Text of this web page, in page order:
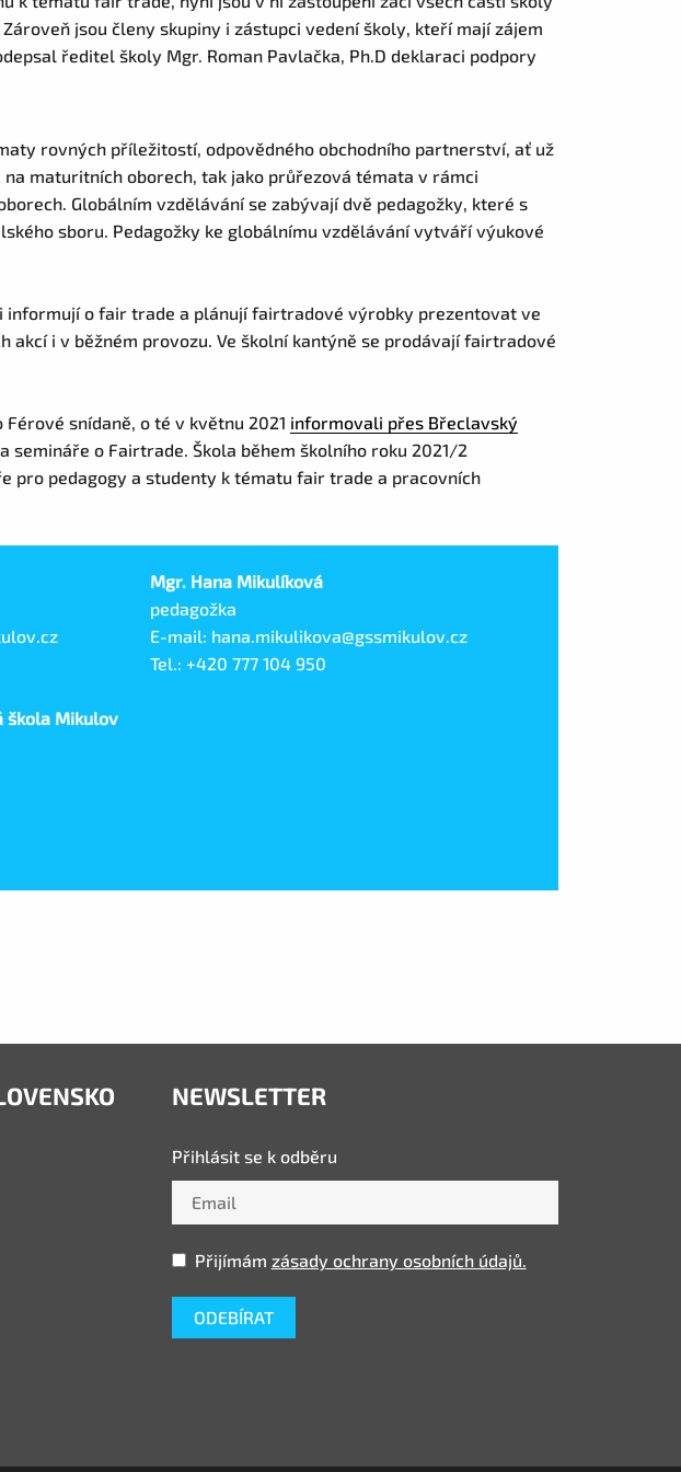
jsou členy skupiny i zástupci vedení školy, kteří mají zájem
ředitel školy Mgr. Roman Pavlačka, Ph.D deklaraci podpory
rovných příležitostí, odpovědného obchodního partnerství, ať už
maturitních oborech, tak jako průřezová témata v rámci
Globálním vzdělávání se zabývají dvě pedagožky, které s
sboru. Pedagožky ke globálnímu vzdělávání vytváří výukové
informují o fair trade a plánují fairtradové výrobky prezentovat ve
akcí i v běžném provozu. Ve školní kantýně se prodávají fairtradové
snídaně, o té v květnu 2021 informovali přes Břeclavský
semináře o Fairtrade. Škola během školního roku 2021/2
pro pedagogy a studenty k tématu fair trade a pracovních
Mgr. Hana Mikulíková
pedagožka
E-mail: hana.mikulikova@gssmikulov.cz
Tel.: +420 777 104 950
škola Mikulov
NEWSLETTER
Přihlásit se k odběru
Přijímám zásady ochrany osobních údajů.